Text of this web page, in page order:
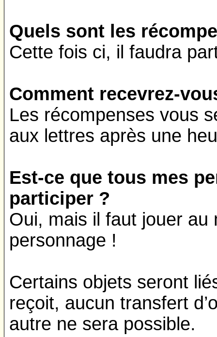
Quels sont les
Cette fois ci, il faudra
Comment recevrez-
Les récompenses vous
aux lettres après une
Est-ce que tous mes
participer ?
Oui, mais il faut jouer au
personnage !
Certains objets seront
reçoit, aucun transfert
autre ne sera possible.